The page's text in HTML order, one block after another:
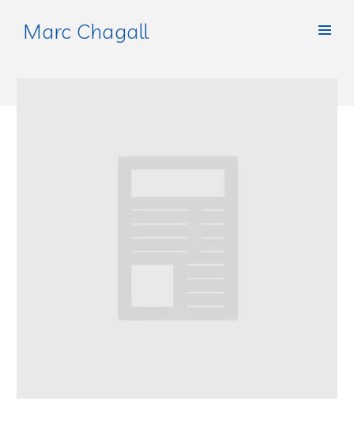
Marc Chagall